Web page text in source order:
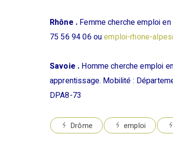
Rhône . Femme cherche emploi
75 56 94 06 ouemploi-rhone-
Savoie . Homme cherche emploi
apprentissage. Mobilité :
DPA8-73
Drôme emploi